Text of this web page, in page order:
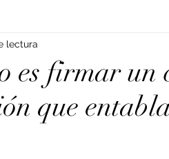
es firmar un
que
lectura